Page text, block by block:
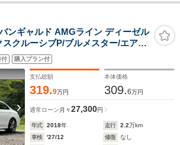
ンギャルド AMGライン ディーゼル
クルーシブP/ブルメスター/エアバ
/パワートランク/黒革/前席パワーシ
/全席シートヒーター/アンビエント
付 購入プラン付
支払総額
319.9万円
本体価格
309.6万円
通常ローン 月々27,300円
年式 2018年 走行 2.2万km
車検
'27/12 修復
なし